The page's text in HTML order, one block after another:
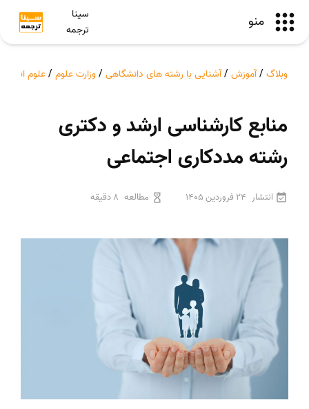
منو
سینا
ترجمه
وبلاگ /آموزش /آشنایی با رشته های دانشگاهی /وزارت علوم /علوم انسانی
منابع کارشناسی ارشد و دکتری
رشته مددکاری اجتماعی
انتشار 24 فروردین 1405 مطالعه 8 دقیقه